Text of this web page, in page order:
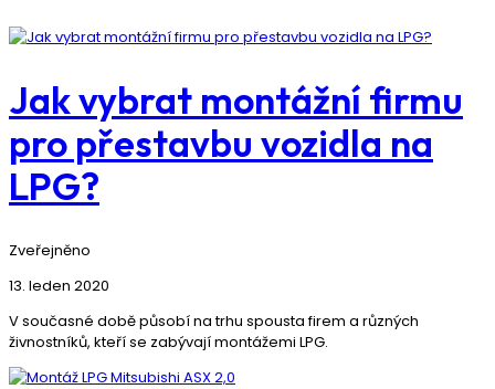
Jak vybrat montážní firmu
pro přestavbu vozidla na
LPG?
Zveřejněno
13. leden 2020
V současné době působí na trhu spousta firem a různých
živnostníků, kteří se zabývají montážemi LPG.